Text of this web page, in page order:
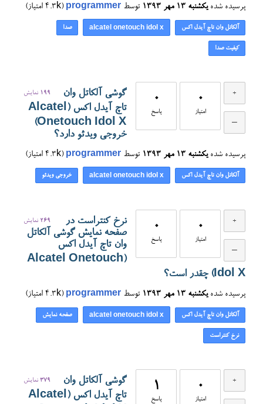
پرسیده شده یکشنبه ۱۳ مهر ۱۳۹۳ توسط programmer
(
4.3k امتیاز)
آلکاتل وان تاچ آیدل اکس alcatel onetouch idol x صدا
کیفیت صدا
0
امتیاز
0
پاسخ
199 نمایش
گوشی آلکاتل وان
تاچ آیدل اکس (Alcatel
Onetouch Idol X)
خروجی ویدئو دارد؟
پرسیده شده یکشنبه ۱۳ مهر ۱۳۹۳ توسط programmer
(
4.3k امتیاز)
آلکاتل وان تاچ آیدل اکس alcatel onetouch idol x خروجی ویدئو
0
امتیاز
0
پاسخ
269 نمایش
نرخ کنتراست در
صفحه نمایش گوشی آلکاتل
وان تاچ آیدل اکس
(Alcatel Onetouch
Idol X) چقدر است؟
پرسیده شده یکشنبه ۱۳ مهر ۱۳۹۳ توسط programmer
(
4.3k امتیاز)
آلکاتل وان تاچ آیدل اکس alcatel onetouch idol x صفحه نمایش
نرخ کنتراست
0
امتیاز
1
پاسخ
379 نمایش
گوشی آلکاتل وان
تاچ آیدل اکس (Alcatel